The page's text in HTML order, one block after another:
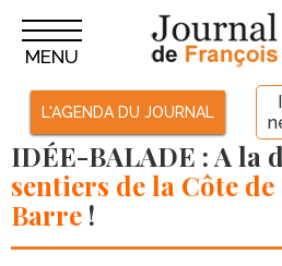
L'AGENDA DU JOURNAL
MENU
IDÉE-BALADE : A la
sentiers de la Côte
Barre !